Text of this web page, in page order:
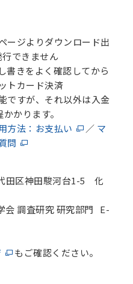
ジよりダウンロード出
できません
きをよく確認してから
トカード決済
すが、それ以外は入金
かります。
方法：お支払い ／ マ
問
区神田駿河台1-5 化
調査研究 研究部門 E-
もご確認ください。